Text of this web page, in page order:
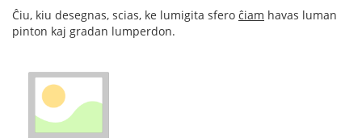
Ĉiu, kiu desegnas, scias, ke lumigita sfero ĉiam havas luman
pinton kaj gradan lumperdon.